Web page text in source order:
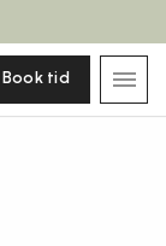
Book tid